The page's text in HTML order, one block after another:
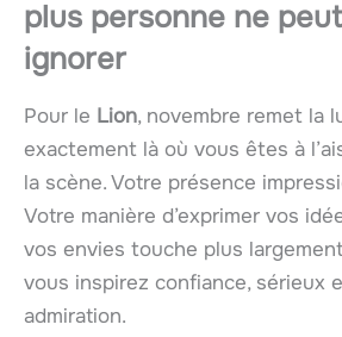
plus personne ne
ignorer
Pour le Lion, novembre remet la
exactement là où vous êtes à
la scène. Votre présence
Votre manière d’exprimer vos
vos envies touche plus
vous inspirez confiance, sérieux
admiration.